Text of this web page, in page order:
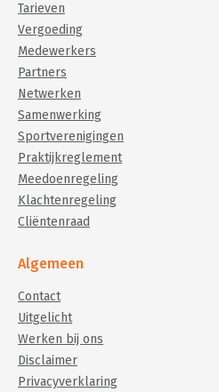
Tarieven
Vergoeding
Medewerkers
Partners
Netwerken
Samenwerking
Sportverenigingen
Praktijkreglement
Meedoenregeling
Klachtenregeling
Cliëntenraad
Algemeen
Contact
Uitgelicht
Werken bij ons
Disclaimer
Privacyverklaring